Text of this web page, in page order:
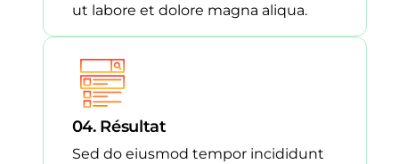
ut labore et dolore magna aliqua.
04. Résultat
Sed do eiusmod tempor incididunt